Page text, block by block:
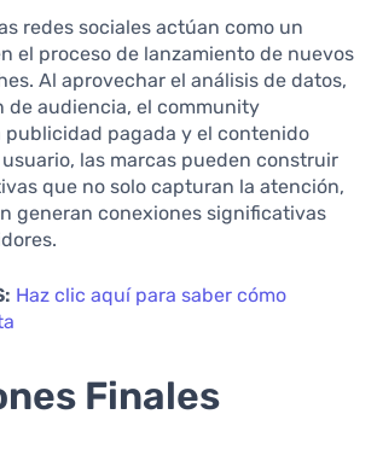
redes sociales actúan como un
el proceso de lanzamiento de nuevos
Al aprovechar el análisis de datos,
de audiencia, el community
publicidad pagada y el contenido
las marcas pueden construir
que no solo capturan la atención,
generan conexiones significativas
Haz clic aquí para saber cómo
Finales